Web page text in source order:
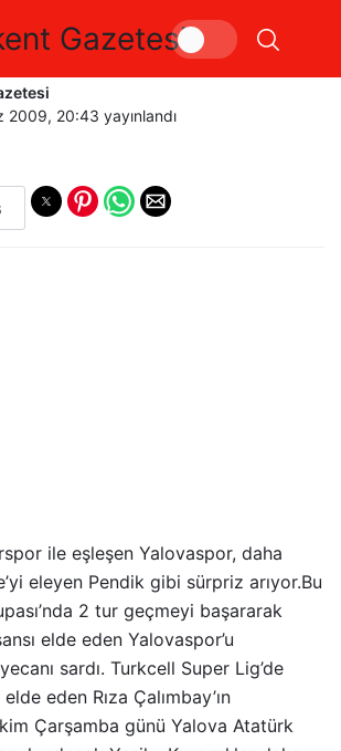
Gazetesi
Fark Edildi.
2009, 20:43 yayınlandı
ile eşleşen Yalovaspor, daha
eleyen Pendik gibi sürpriz arıyor.Bu
2 tur geçmeyi başararak
elde eden Yalovaspor’u
sardı. Turkcell Super Lig’de
eden Rıza Çalımbay’ın
Çarşamba günü Yalova Atatürk